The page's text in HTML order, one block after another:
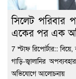
সিলেট পরিবার
একের পর এক
7 স্টাফ রিপোর্টার::
গাড়ি-জ্বালানির
অভিযোগে আলোচনায়